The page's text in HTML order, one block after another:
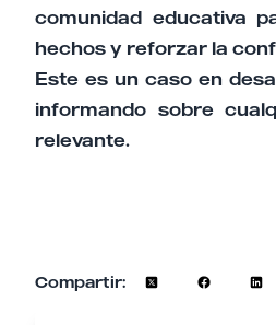
comunidad educativa
hechos y reforzar la
Este es un caso en
informando sobre
relevante.
Compartir: